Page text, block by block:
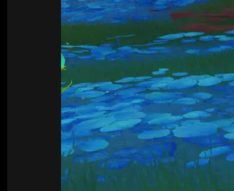
Zenless Zone Zero
Kingdom Come: Deliverance 2
Path of Exile 2
Wuthering Waves
Билды Arknights: Endfield
Билды Wuthering Waves
Билды Cyberpunk 2077
Билды Path of Exile 2